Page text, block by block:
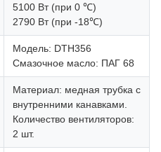
5100 Вт (при 0 ℃)
2790 Вт (при -18℃)
Модель: DTH356
Смазочное масло: ПАГ 68
Материал: медная трубка с
внутренними канавками.
Количество вентиляторов:
2 шт.